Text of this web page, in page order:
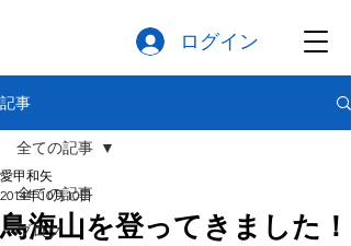
ログイン
記事
全ての記事
ブログ
全ての記事
鳥海山を登ってきました！
愛甲和矢
2014年10月10日